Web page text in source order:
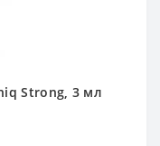
Strong, 3 мл